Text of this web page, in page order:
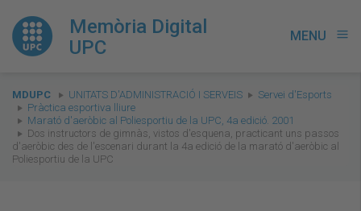
Memòria Digital
UPC
MENU menu
You
are
here:
MDUPC UNITATS D'ADMINISTRACIÓ I SERVEIS
Servei d'Esports
Pràctica esportiva lliure
Marató d'aeròbic al Poliesportiu de la UPC, 4a edició. 2001
Dos instructors de gimnàs, vistos d'esquena, practicant uns passos
d'aeròbic des de l'escenari durant la 4a edició de la marató d'aeròbic al
Poliesportiu de la UPC